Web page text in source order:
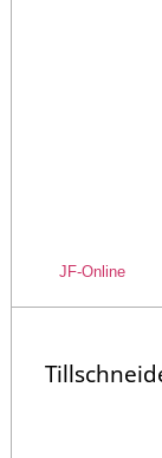
JF-Online